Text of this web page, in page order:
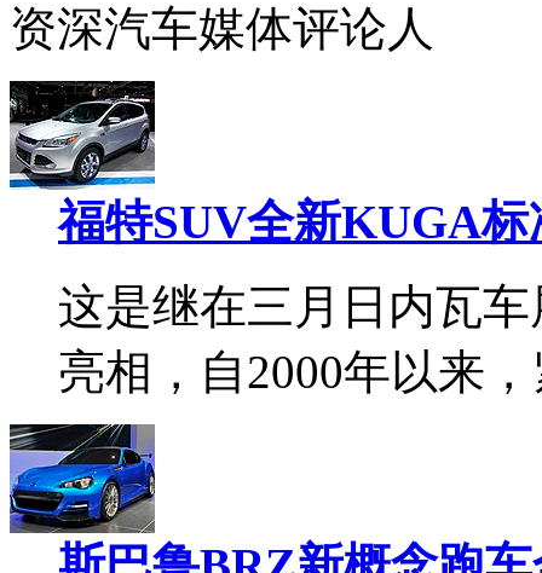
资深汽车媒体评论人
福特SUV全新KUGA
这是继在三月日内瓦
亮相，自2000年以来